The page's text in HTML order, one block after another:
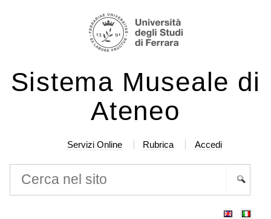
Salta
alla
Sistema Museale di
Ateneo
Servizi Online Rubrica Accedi